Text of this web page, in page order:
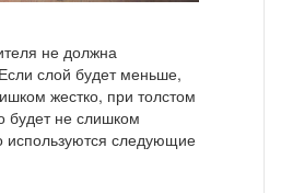
не должна
слой будет меньше,
жестко, при толстом
будет не слишком
следующие